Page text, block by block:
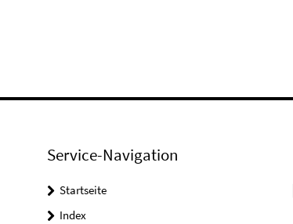
Service-Navigation
Startseite
Index